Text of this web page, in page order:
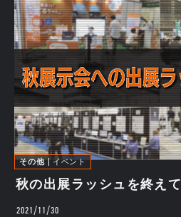
その他 イベント
秋の出展ラッシュを終えて
2021/11/30